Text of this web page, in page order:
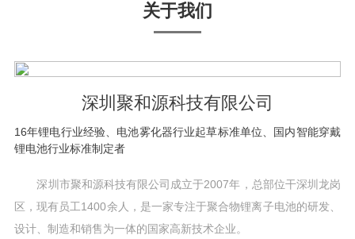
关于我们
深圳聚和源科技有限公司
16年锂电行业经验、电池雾化器行业起草标准单位、国内智能穿戴
锂电池行业标准制定者
深圳市聚和源科技有限公司成立于2007年，总部位干深圳龙岗
区，现有员工1400余人，是一家专注于聚合物锂离子电池的研发、
设计、制造和销售为一体的国家高新技术企业。